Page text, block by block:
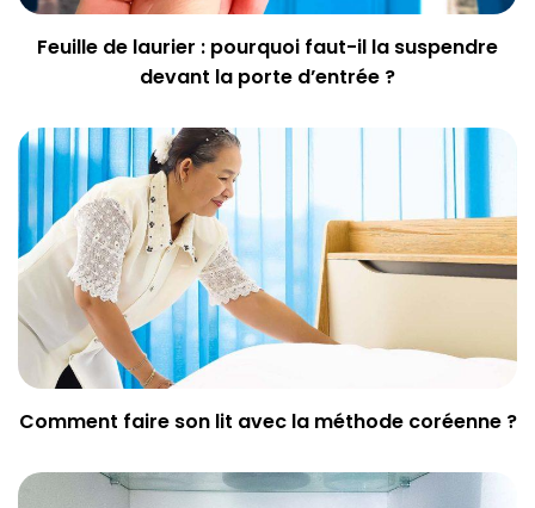
Feuille de laurier : pourquoi faut-il la suspendre
devant la porte d’entrée ?
Comment faire son lit avec la méthode coréenne ?